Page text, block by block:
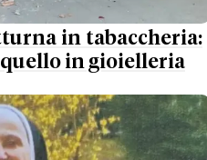
in tabaccheria:
in gioielleria